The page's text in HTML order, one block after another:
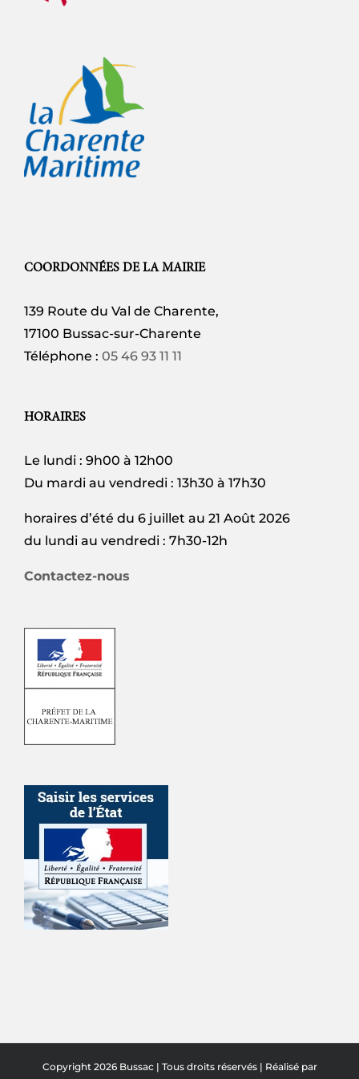
COORDONNÉES DE LA MAIRIE
139 Route du Val de Charente,
17100 Bussac-sur-Charente
Téléphone : 05 46 93 11 11
HORAIRES
Le lundi : 9h00 à 12h00
Du mardi au vendredi : 13h30 à 17h30
horaires d’été du 6 juillet au 21 Août 2026
du lundi au vendredi : 7h30-12h
Contactez-nous
Copyright 2026 Bussac | Tous droits réservés | Réalisé par